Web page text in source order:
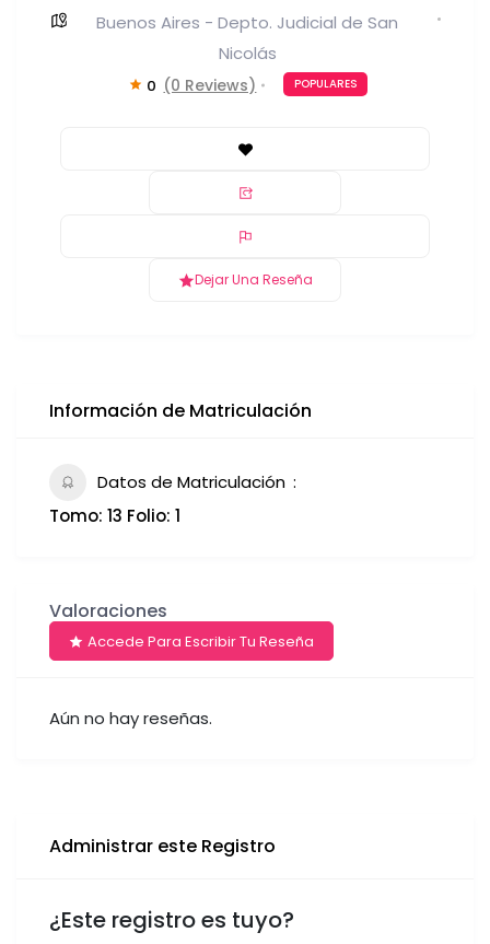
Buenos Aires - Depto. Judicial de San
Nicolás
0 (0 Reviews) POPULARES
Dejar Una Reseña
Información de Matriculación
Datos de Matriculación
Tomo: 13 Folio: 1
Valoraciones
Accede Para Escribir Tu Reseña
Aún no hay reseñas.
Administrar este Registro
¿Este registro es tuyo?